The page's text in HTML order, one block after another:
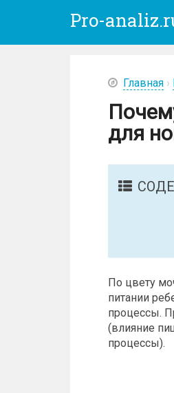
Pro-
Главная ›
для
По цвету
питании
процессы.
(влияние
процессы).